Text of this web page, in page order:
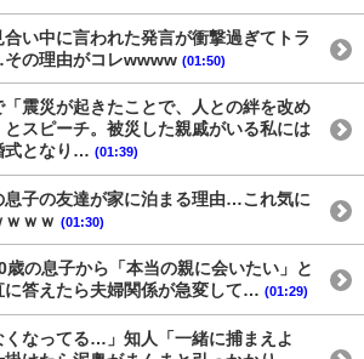
合い中に言われた発言が衝撃過ぎてトラ
の理由がコレwwww (01:50)
震災が起きたことで、人との絆を改め
スピーチ。被災した親戚がいる私には
式となり… (01:39)
息子の友達が家に泊まる理由…これ気に
ｗｗ (01:30)
歳の息子から「本当の親に会いたい」と
に答えたら夫婦関係が急変して… (01:29)
くなってる…」知人「一緒に捕まえよ